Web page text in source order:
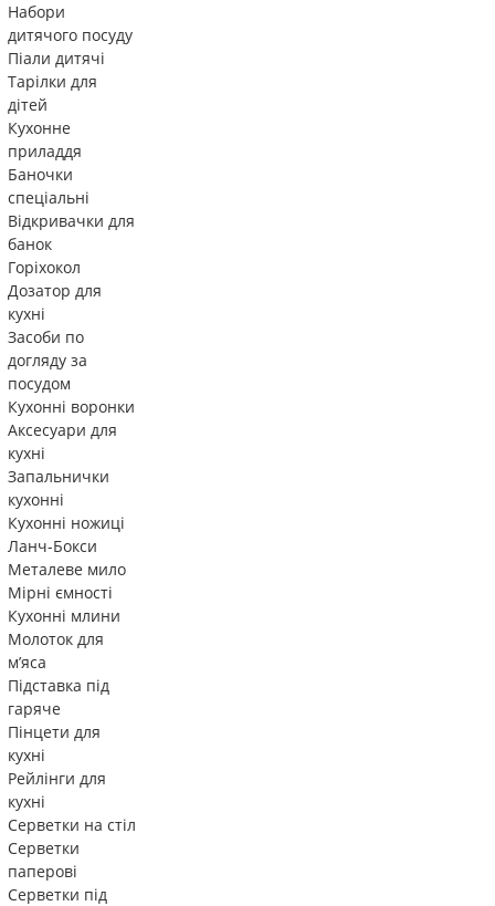
Набори
дитячого посуду
Піали дитячі
Тарілки для
дітей
Кухонне
приладдя
Баночки
спеціальні
Відкривачки для
банок
Горіхокол
Дозатор для
кухні
Засоби по
догляду за
посудом
Кухонні воронки
Аксесуари для
кухні
Запальнички
кухонні
Кухонні ножиці
Ланч-Бокси
Металеве мило
Мірні ємності
Кухонні млини
Молоток для
м’яса
Підставка під
гаряче
Пінцети для
кухні
Рейлінги для
кухні
Серветки на стіл
Серветки
паперові
Серветки під